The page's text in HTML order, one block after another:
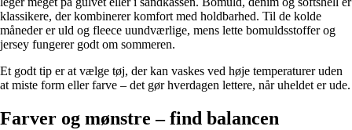
klassikere, der kombinerer komfort med holdbarhed. Til de kolde
måneder er uld og fleece uundværlige, mens lette bomuldsstoffer og
jersey fungerer godt om sommeren.
Et godt tip er at vælge tøj, der kan vaskes ved høje temperaturer uden
at miste form eller farve – det gør hverdagen lettere, når uheldet er ude.
Farver og mønstre – find balancen